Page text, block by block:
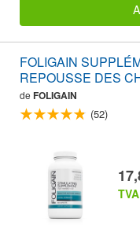
FOLIGAIN
REPOUSSE DES
de FOLIGAIN
(52)